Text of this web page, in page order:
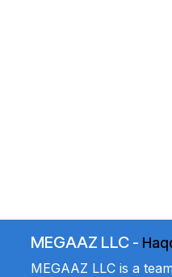
MEGAAZ LLC -
MEGAAZ LLC is a